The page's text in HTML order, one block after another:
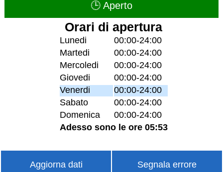
🕒 Aperto
Orari di apertura
Lunedi
00:00-24:00
Martedi
00:00-24:00
Mercoledi
00:00-24:00
Giovedi
00:00-24:00
Venerdi
00:00-24:00
Sabato
00:00-24:00
Domenica
00:00-24:00
Adesso sono le ore 05:53
Aggiorna dati Segnala errore